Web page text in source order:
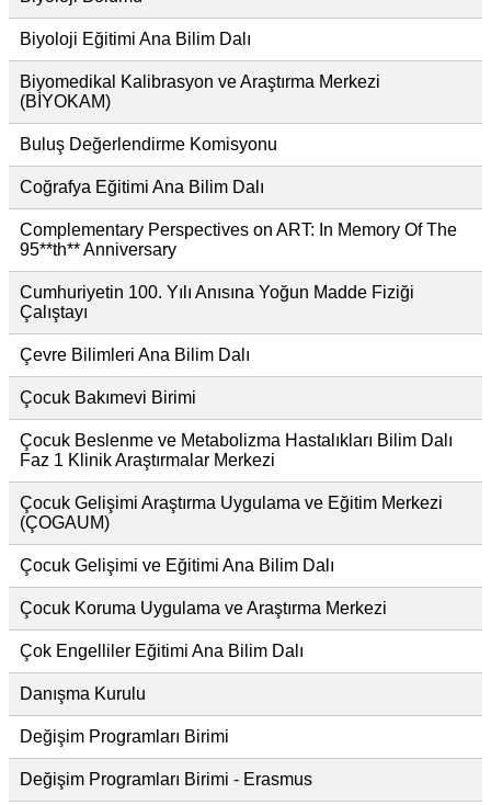
Biyoloji Eğitimi Ana Bilim Dalı
Biyomedikal Kalibrasyon ve Araştırma Merkezi
(BİYOKAM)
Buluş Değerlendirme Komisyonu
Coğrafya Eğitimi Ana Bilim Dalı
Complementary Perspectives on ART: In Memory Of The
95**th** Anniversary
Cumhuriyetin 100. Yılı Anısına Yoğun Madde Fiziği
Çalıştayı
Çevre Bilimleri Ana Bilim Dalı
Çocuk Bakımevi Birimi
Çocuk Beslenme ve Metabolizma Hastalıkları Bilim Dalı
Faz 1 Klinik Araştırmalar Merkezi
Çocuk Gelişimi Araştırma Uygulama ve Eğitim Merkezi
(ÇOGAUM)
Çocuk Gelişimi ve Eğitimi Ana Bilim Dalı
Çocuk Koruma Uygulama ve Araştırma Merkezi
Çok Engelliler Eğitimi Ana Bilim Dalı
Danışma Kurulu
Değişim Programları Birimi
Değişim Programları Birimi - Erasmus